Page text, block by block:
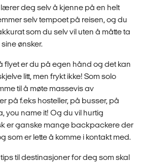
deg selv å kjenne på en helt
selv tempoet på reisen, og du
som du selv vil uten å måtte ta
ønsker.
flyet er du på egen hånd og det kan
litt, men frykt ikke! Som solo
til å møte massevis av
på f.eks hosteller, på busser, på
you name it! Og du vil hurtig
er ganske mange backpackere der
som er lette å komme i kontakt med.
til destinasjoner for deg som skal